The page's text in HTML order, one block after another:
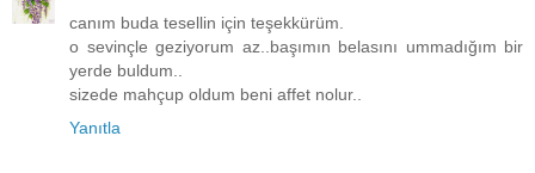
canım buda tesellin için teşekkürüm.
o sevinçle geziyorum az..başımın belasını ummadığım bir
yerde buldum..
sizede mahçup oldum beni affet nolur..
Yanıtla